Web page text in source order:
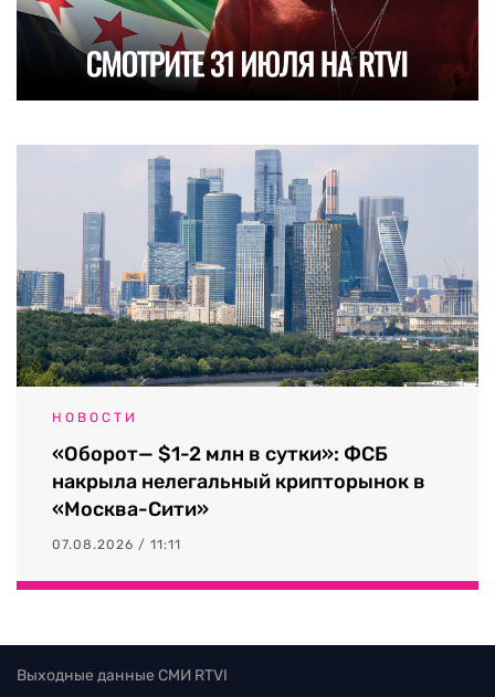
НОВОСТИ
«Оборот— $1-2 млн в сутки»: ФСБ
накрыла нелегальный крипторынок в
«Москва-Сити»
07.08.2026 / 11:11
Выходные данные СМИ RTVI